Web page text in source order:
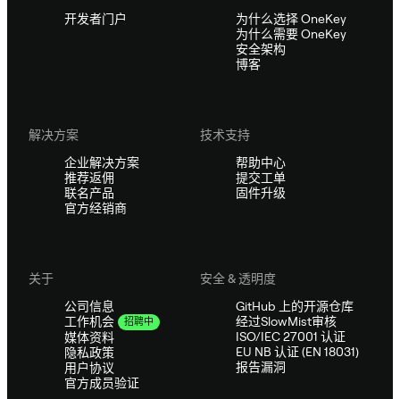
开发者门户
为什么选择 OneKey
为什么需要 OneKey
安全架构
博客
解决方案
企业解决方案
推荐返佣
联名产品
官方经销商
技术支持
帮助中心
提交工单
固件升级
关于
公司信息
工作机会
招聘中
媒体资料
隐私政策
用户协议
官方成员验证
安全 & 透明度
GitHub 上的开源仓库
经过SlowMist审核
ISO/IEC 27001 认证
EU NB 认证 (EN 18031)
报告漏洞